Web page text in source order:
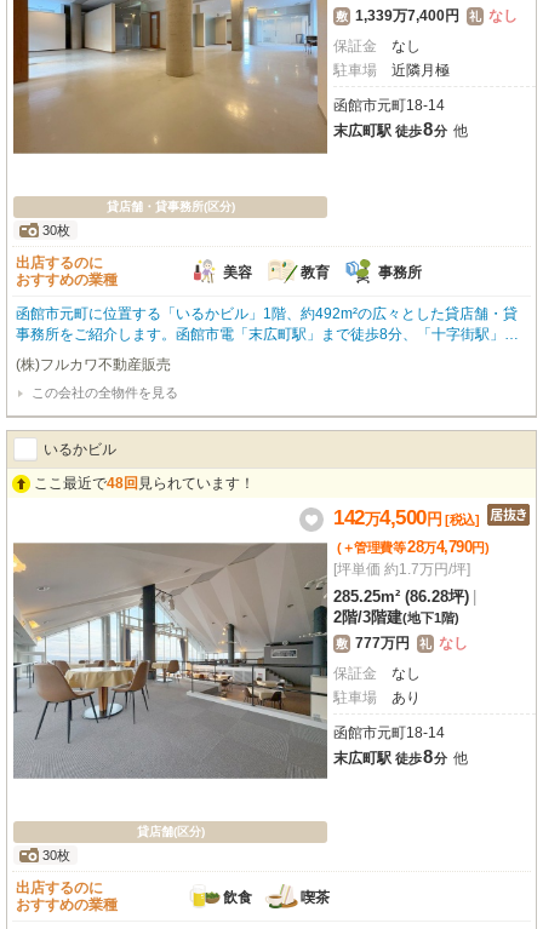
貸店舗・貸事務所(区分)
30枚
敷 1,339万7,400円 礼 なし
保証金
なし
駐車場
近隣月極
函館市元町18-14
末広町駅 徒歩8分 他
出店するのに
おすすめの業種
美容 教育 事務所
函館市元町に位置する「いるかビル」1階、約492m²の広々とした貸店舗・貸
事務所をご紹介します。函館市電「末広町駅」まで徒歩8分、「十字街駅」ま
で徒歩9分と、主要駅へのアクセスも便利です。美容・健康・介護、教育・ス
クール、事務所など、多岐にわたるビジネス展開に対応できるゆとりの空間。
エアコン、エレベーター、男女別トイレ（共用部）、照明器具といった設備も
充実しており、快適なビジネス環境をサポートします。観光スポットが点在す
る元町エリアは集客力も期待でき、近隣には幼稚園や学校も多く、教育関連事
業にも適しています。近隣月極駐車場も10台分確保されており、車でのご利用
にも便利です。函館の歴史と文化が息づく元町で、新たなビジネスチャンスを
(株)フルカワ不動産販売
この会社の全物件を見る
いるかビル
ここ最近で48回 見られています！
貸店舗(区分)
30枚
142万4,500円 [税込]
(＋管理費等28万4,790円)
[坪単価 約1.7万円/坪]
285.25m² (86.28坪)
2階/3階建(地下1階)
敷 777万円 礼 なし
保証金
なし
駐車場
あり
函館市元町18-14
末広町駅 徒歩8分 他
出店するのに
おすすめの業種
飲食 喫茶